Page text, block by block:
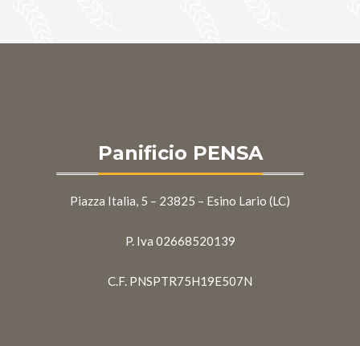
Panificio PENSA
Piazza Italia, 5 – 23825 – Esino Lario (LC)
P. Iva 02668520139
C.F. PNSPTR75H19E507N